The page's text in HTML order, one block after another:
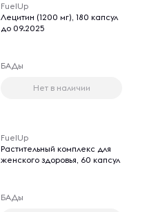
FuelUp
Лецитин (1200 мг), 180 капсул
до 09.2025
БАДы
Нет в наличии
FuelUp
Растительный комплекс для
женского здоровья, 60 капсул
БАДы